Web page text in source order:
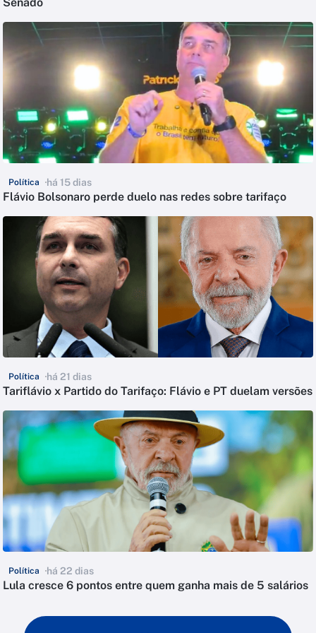
Política há 15 dias
Flávio Bolsonaro perde duelo nas redes sobre tarifaço
Política há 21 dias
Tariflávio x Partido do Tarifaço: Flávio e PT duelam versões
Política há 22 dias
Lula cresce 6 pontos entre quem ganha mais de 5 salários